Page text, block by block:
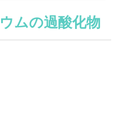
ムの過酸化物